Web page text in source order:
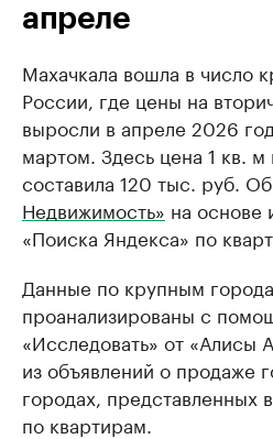
апреле
Махачкала вошла в число
России, где цены на
выросли в апреле 2026
мартом. Здесь цена 1 кв.
составила 120 тыс. руб.
Недвижимость» на основе
«Поиска Яндекса» по
Данные по крупным
проанализированы с
«Исследовать» от «Алисы
из объявлений о продаже
городах, представленных
по квартирам.